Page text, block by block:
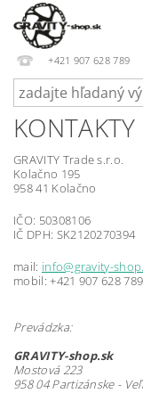
+421 907 628 789
KONTAKTY
GRAVITY Trade s.r.o.
Kolačno 195
958 41 Kolačno
IČO: 50308106
IČ DPH: SK2120270394
mail: info@gravity-
mobil: +421 907 628 789
Prevádzka:
GRAVITY-shop.sk
Mostová 223
958 04 Partizánske -